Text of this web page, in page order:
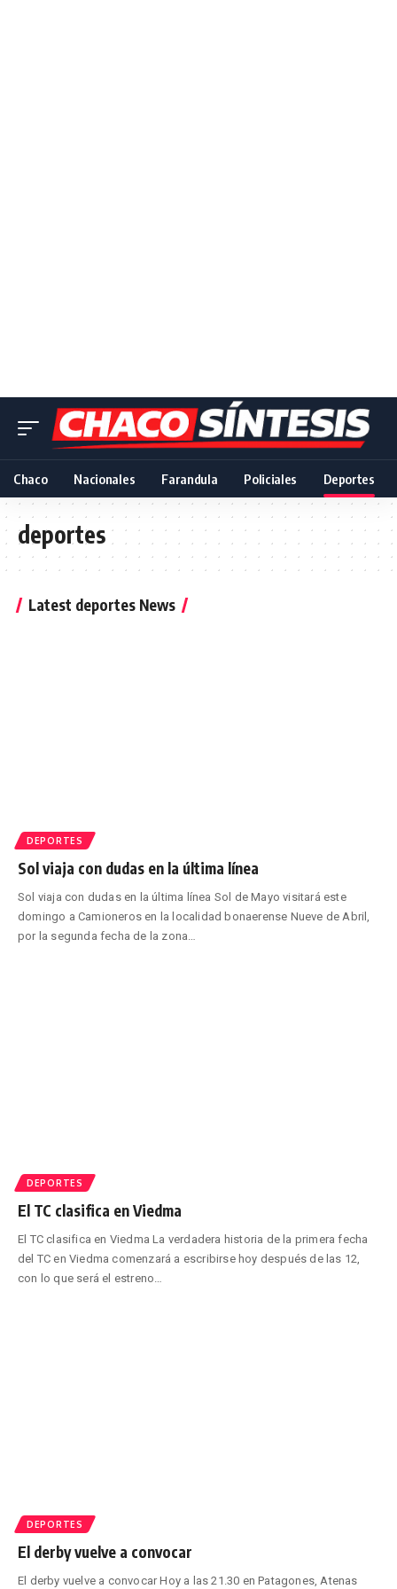
Chaco Nacionales Farandula Policiales Deportes
deportes
Latest deportes News
DEPORTES
Sol viaja con dudas en la última línea
Sol viaja con dudas en la última línea Sol de Mayo visitará este
domingo a Camioneros en la localidad bonaerense Nueve de Abril,
por la segunda fecha de la zona
DEPORTES
El TC clasifica en Viedma
El TC clasifica en Viedma La verdadera historia de la primera fecha
del TC en Viedma comenzará a escribirse hoy después de las 12,
con lo que será el estreno
DEPORTES
El derby vuelve a convocar
El derby vuelve a convocar Hoy a las 21.30 en Patagones, Atenas